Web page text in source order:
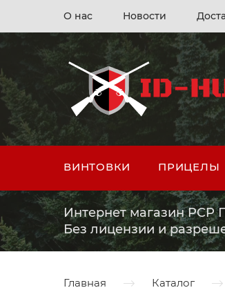
О нас Новости
ВИНТОВКИ ПРИЦЕЛЫ
Интернет магазин PCP
Без лицензии и
Главная Каталог